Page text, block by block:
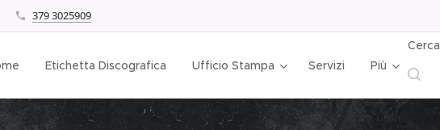
379 3025909
Etichetta Discografica Ufficio Stampa Servizi Più
Cerca